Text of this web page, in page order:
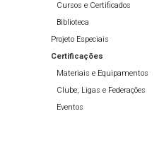
Cursos e Certificados
Biblioteca
Projeto Especiais
Certificações
Materiais e Equipamentos
Clube, Ligas e Federações
Eventos